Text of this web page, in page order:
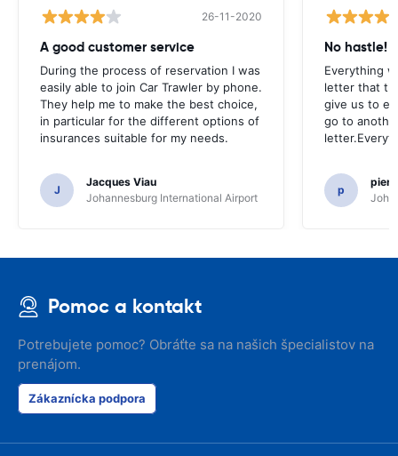
26-11-2020
A good customer service
During the process of reservation I was
easily able to join Car Trawler by phone.
They help me to make the best choice,
in particular for the different options of
insurances suitable for my needs.
J
Jacques Viau
Johannesburg International Airport
No hastle!
Everything
letter that
give us to
go to
p
Pomoc a kontakt
Potrebujete pomoc? Obráťte sa na našich špecialistov na
prenájom.
Zákaznícka podpora